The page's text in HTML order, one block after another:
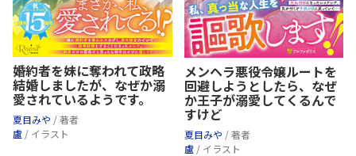
婚約者を妹に奪われて政略
結婚しましたが、なぜか溺
愛されているようです。
夏目みや / 著者
盧 / イラスト
メンヘラ悪役令嬢ルートを
回避しようとしたら、なぜ
か王子が溺愛してくるんで
すけど
夏目みや / 著者
盧 / イラスト